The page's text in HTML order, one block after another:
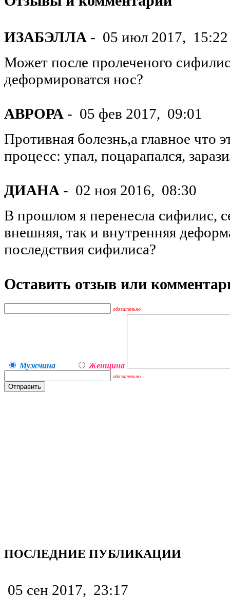
ИЗАБЭЛЛА - 05 июл 2017, 15:22
Может после пролеченого
деформироватся нос?
АВРОРА - 05 фев 2017, 09:01
Противная болезнь,а главное что
процесс: упал, поцарапался,
ДИАНА - 02 ноя 2016, 08:30
В прошлом я перенесла сифилис,
внешняя, так и внутренняя
последствия сифилиса?
Оставить отзыв или
обязательно
Мужчина Женщина
обязательно
ПОСЛЕДНИЕ ПУБЛИКАЦИИ
05 сен 2017, 23:17